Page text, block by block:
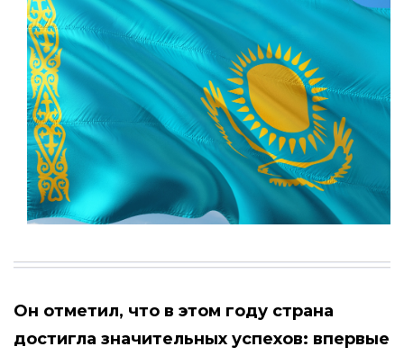
Он отметил, что в этом году страна
достигла значительных успехов: впервые